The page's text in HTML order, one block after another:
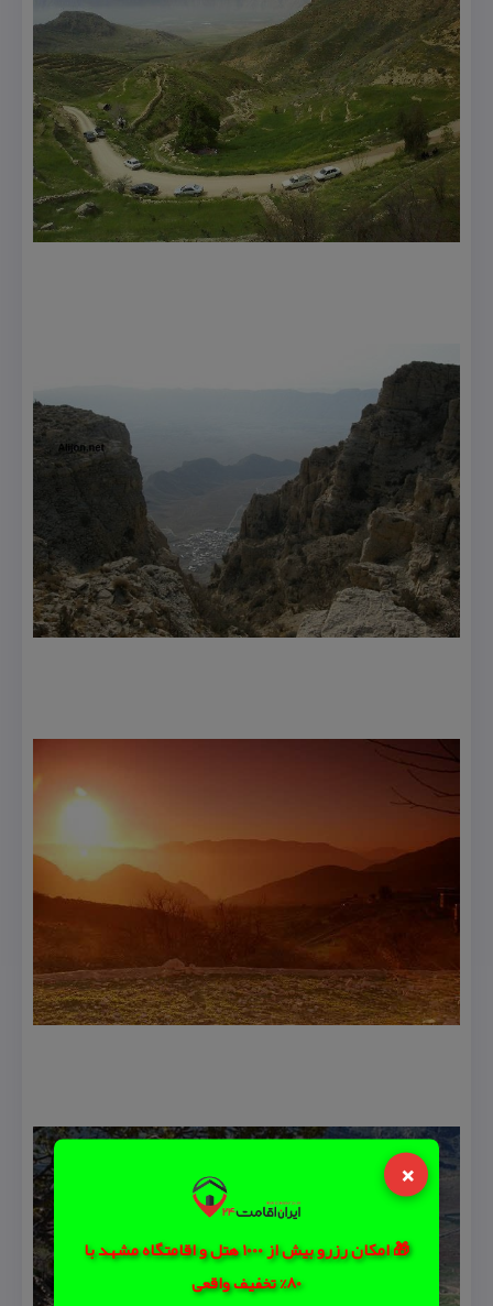
×
🎁 امکان رزرو بیش از 1000 هتل و اقامتگاه مشهد با
80% تخفیف واقعی